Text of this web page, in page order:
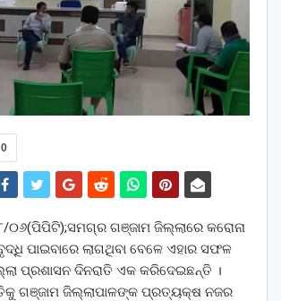
0
୦୬(ପିପିଟି);ସମଗ୍ର ଗଞ୍ଜାମ ଜିଲ୍ଲାରେ କରୋନା
ପାଇବାରେ ଲାଗଥିବା ବେଳେ ଏହାର ସଫଳ
ପ୍ରଶାସନ ଦିନରାତି ଏକ କରିଦେଇଛନ୍ତି ।
ଗଞ୍ଜାମ ଜିଲ୍ଲାପାଳଙ୍କ ପ୍ରତ୍ୟକ୍ଷ ନଜର